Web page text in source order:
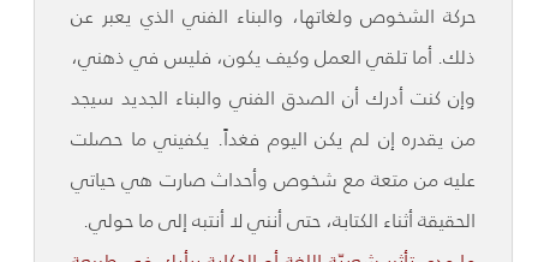
حركة الشخوص ولغاتها، والبناء الفني الذي يعبر عن
ذلك. أما تلقي العمل وكيف يكون، فليس في ذهني،
وإن كنت أدرك أن الصدق الفني والبناء الجديد سيجد
من يقدره إن لم يكن اليوم فغداً. يكفيني ما حصلت
عليه من متعة مع شخوص وأحداث صارت هي حياتي
الحقيقة أثناء الكتابة، حتى أنني لا أنتبه إلى ما حولي.